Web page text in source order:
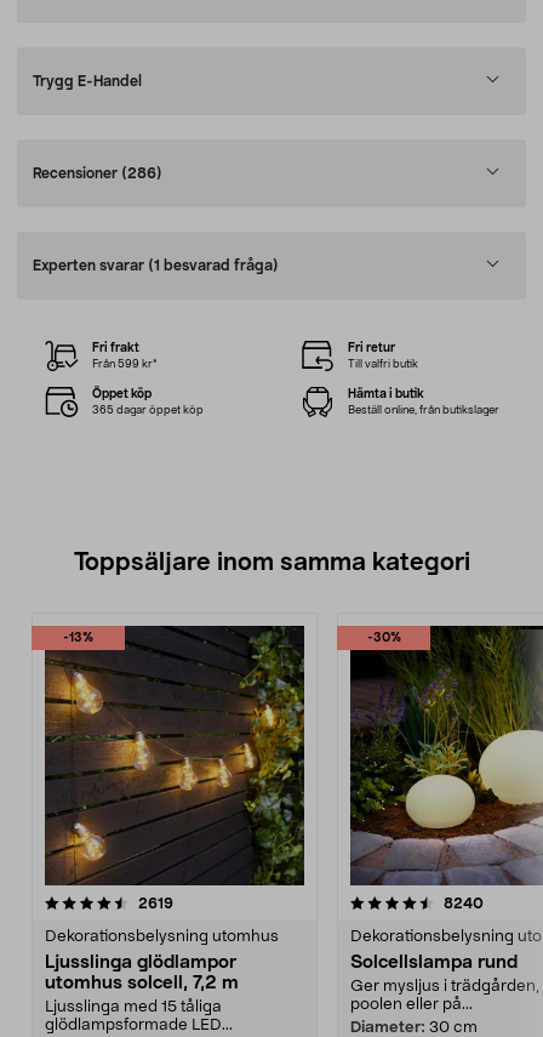
Trygg E-Handel
Recensioner (286)
Experten svarar (1 besvarad fråga)
Fri frakt
Från 599 kr*
Fri retur
Till valfri butik
Öppet köp
365 dagar öppet köp
Hämta i butik
Beställ online, från butikslager
Toppsäljare inom samma kategori
-13%
2619recensioner
Dekorationsbelysning utomhus
Ljusslinga glödlampor
utomhus solcell, 7,2 m
Ljusslinga med 15 tåliga
glödlampsformade LED...
-30%
4.5 av 5 stjärnor 8240
Dekorationsbelysning
Solcellslampa rund
Ger mysljus i trädgården,
poolen eller på...
Diameter: 30 cm
4.5 av 5 stjärnor